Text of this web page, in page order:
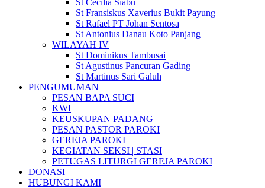
St Fransiskus Xaverius Bukit Payung
St Rafael PT Johan Sentosa
St Antonius Danau Koto Panjang
WILAYAH IV
St Dominikus Tambusai
St Agustinus Pancuran Gading
St Martinus Sari Galuh
PENGUMUMAN
PESAN BAPA SUCI
KWI
KEUSKUPAN PADANG
PESAN PASTOR PAROKI
GEREJA PAROKI
KEGIATAN SEKSI | STASI
PETUGAS LITURGI GEREJA PAROKI
DONASI
HUBUNGI KAMI